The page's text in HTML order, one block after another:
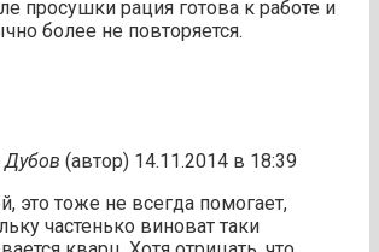
просушки рация готова к работе и
более не повторяется.
(автор) 14.11.2014 в 18:39
это тоже не всегда помогает,
частенько виноват таки